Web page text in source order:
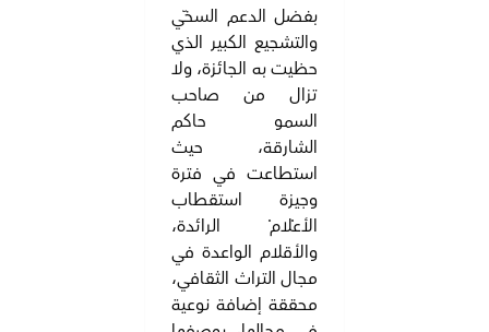
بفضل الدعم السخّي
والتشجيع الكبير الذي
حظيت به الجائزة، ولا
تزال من صاحب
السمو حاكم
الشارقة، حيث
استطاعت في فترة
وجيزة استقطاب
الأعْلامْ الرائدة،
والأقلام الواعدة في
مجال التراث الثقافي،
محققة إضافة نوعية